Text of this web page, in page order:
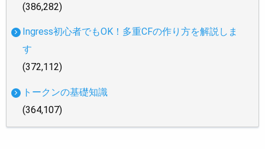
(386,282)
Ingress初心者でもOK！多重CFの作り方を解説しま
す
(372,112)
トークンの基礎知識
(364,107)